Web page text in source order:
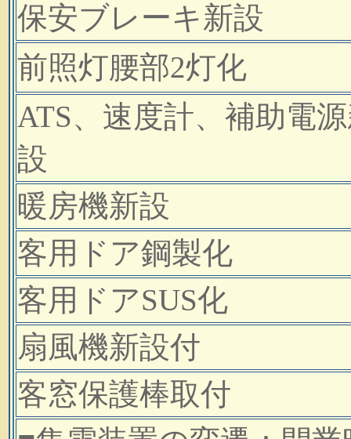
保安ブレーキ新設
前照灯腰部2灯化
ATS、速度計、補助電
設
暖房機新設
客用ドア鋼製化
客用ドアSUS化
扇風機新設付
客窓保護棒取付